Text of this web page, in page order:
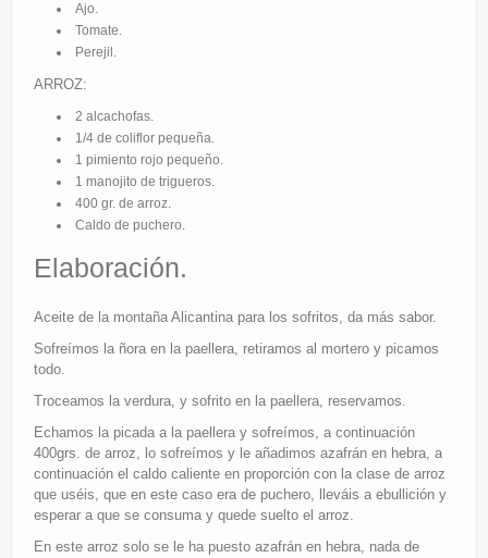
Ajo.
Tomate.
Perejil.
ARROZ:
2 alcachofas.
1/4 de coliflor pequeña.
1 pimiento rojo pequeño.
1 manojito de trigueros.
400 gr. de arroz.
Caldo de puchero.
Elaboración.
Aceite de la montaña Alicantina para los sofritos, da más sabor.
Sofreímos la ñora en la paellera, retiramos al mortero y picamos
todo.
Troceamos la verdura, y sofrito en la paellera, reservamos.
Echamos la picada a la paellera y sofreímos, a continuación
400grs. de arroz, lo sofreímos y le añadimos azafrán en hebra, a
continuación el caldo caliente en proporción con la clase de arroz
que uséis, que en este caso era de puchero, lleváis a ebullición y
esperar a que se consuma y quede suelto el arroz.
En este arroz solo se le ha puesto azafrán en hebra, nada de